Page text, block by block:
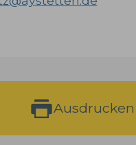
Ausdrucken